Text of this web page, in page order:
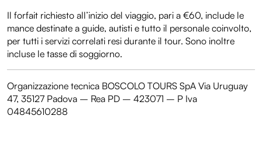
Il forfait richiesto all’inizio del viaggio, pari a €60, include le
mance destinate a guide, autisti e tutto il personale coinvolto,
per tutti i servizi correlati resi durante il tour. Sono inoltre
incluse le tasse di soggiorno.
Organizzazione tecnica BOSCOLO TOURS SpA Via Uruguay
47, 35127 Padova – Rea PD – 423071 – P Iva
04845610288